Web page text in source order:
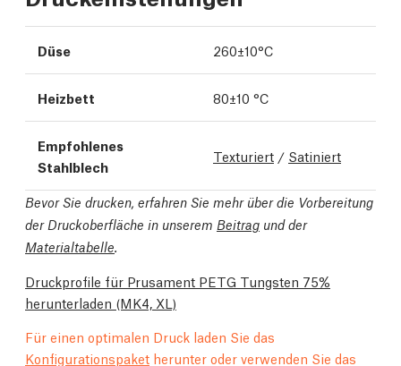
Düse 260±10°C
Heizbett 80±10 °C
Empfohlenes
Stahlblech
Texturiert / Satiniert
Bevor Sie drucken, erfahren Sie mehr über die Vorbereitung
der Druckoberfläche in unserem Beitrag und der
Materialtabelle.
Druckprofile für Prusament PETG Tungsten 75%
herunterladen (MK4, XL)
Für einen optimalen Druck laden Sie das
Konfigurationspaket herunter oder verwenden Sie das